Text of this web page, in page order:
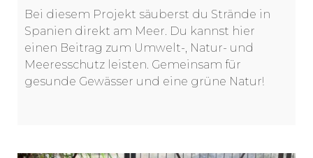
Bei diesem Projekt säuberst du Strände in
Spanien direkt am Meer. Du kannst hier
einen Beitrag zum Umwelt-, Natur- und
Meeresschutz leisten. Gemeinsam für
gesunde Gewässer und eine grüne Natur!